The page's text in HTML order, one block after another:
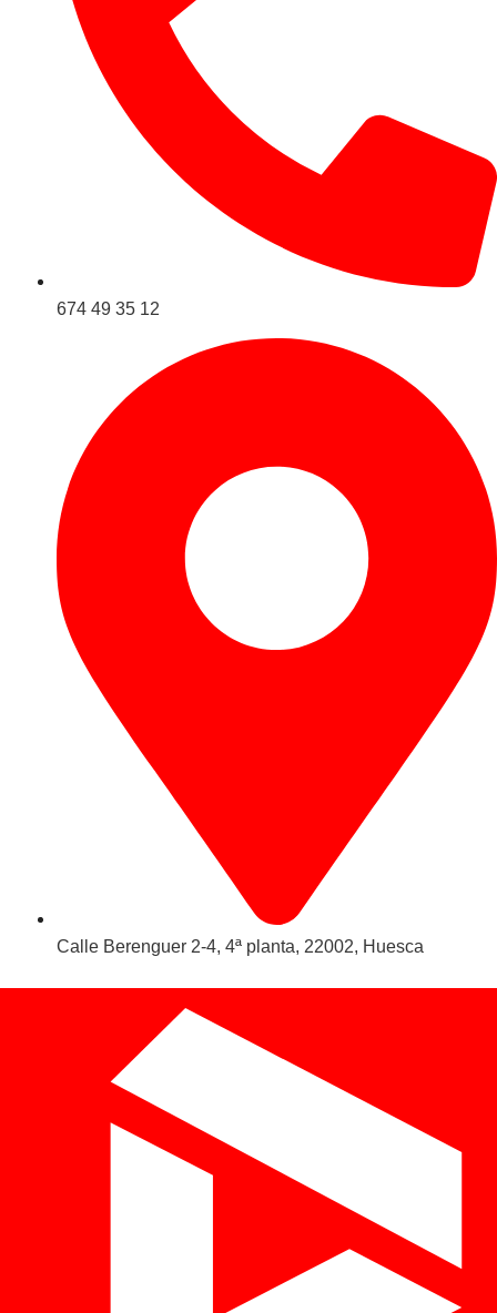
674 49 35 12
Calle Berenguer 2-4, 4ª planta, 22002, Huesca